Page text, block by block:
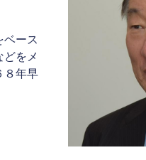
ベース
をメ
８年早